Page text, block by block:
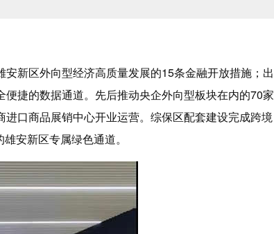
新区外向型经济高质量发展的15条金融开放措施；出
捷的数据通道。先后推动央企外向型板块在内的70家
口商品展销中心开业运营。综保区配套建设完成跨境
安新区专属绿色通道。